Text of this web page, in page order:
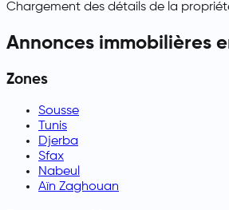
Chargement des détails de la
Annonces immobilières
Zones
Sousse
Tunis
Djerba
Sfax
Nabeul
Aïn Zaghouan